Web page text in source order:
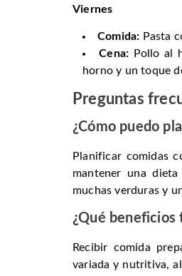
Viernes
Comida: Pasta
Cena: Pollo al
horno y un toque
Preguntas
¿Cómo puedo
Planificar comidas
mantener una
muchas verduras y
¿Qué beneficios
Recibir comida
variada y nutritiva,